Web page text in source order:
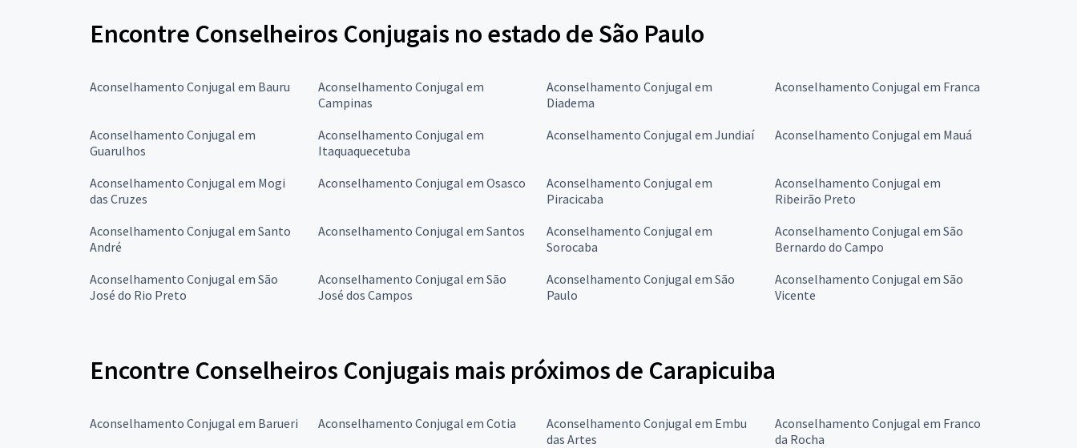
Encontre Conselheiros Conjugais no estado de São Paulo
Aconselhamento Conjugal em Bauru
Aconselhamento Conjugal em
Campinas
Aconselhamento Conjugal em
Diadema
Aconselhamento Conjugal em Franca
Aconselhamento Conjugal em
Guarulhos
Aconselhamento Conjugal em
Itaquaquecetuba
Aconselhamento Conjugal em Jundiaí Aconselhamento Conjugal em Mauá
Aconselhamento Conjugal em Mogi
das Cruzes
Aconselhamento Conjugal em Osasco
Aconselhamento Conjugal em
Piracicaba
Aconselhamento Conjugal em
Ribeirão Preto
Aconselhamento Conjugal em Santo
André
Aconselhamento Conjugal em Santos
Aconselhamento Conjugal em
Sorocaba
Aconselhamento Conjugal em São
Bernardo do Campo
Aconselhamento Conjugal em São
José do Rio Preto
Aconselhamento Conjugal em São
José dos Campos
Aconselhamento Conjugal em São
Paulo
Aconselhamento Conjugal em São
Vicente
Encontre Conselheiros Conjugais mais próximos de Carapicuiba
Aconselhamento Conjugal em Barueri Aconselhamento Conjugal em Cotia
Aconselhamento Conjugal em Embu
das Artes
Aconselhamento Conjugal em Franco
da Rocha